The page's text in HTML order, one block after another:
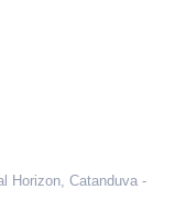
Horizon, Catanduva -